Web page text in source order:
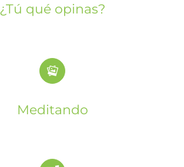
¿Tú qué opinas?
Meditando